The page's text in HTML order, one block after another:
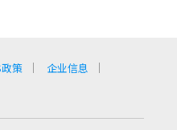
策
企业信息